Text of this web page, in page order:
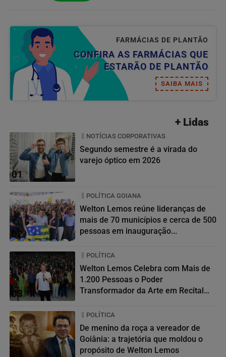
FARMÁCIAS DE PLANTÃO
CONFIRA AS FARMÁCIAS QUE
ESTARÃO DE PLANTÃO
SAIBA MAIS
+ Lidas
01
NOTÍCIAS CORPORATIVAS
Segundo semestre é a virada do
varejo óptico em 2026
02
POLÍTICA GOIANA
Welton Lemos reúne lideranças de
mais de 70 municípios e cerca de 500
pessoas em inauguração...
03
POLÍTICA
Welton Lemos Celebra com Mais de
1.200 Pessoas o Poder
Transformador da Arte em Recital
04
POLÍTICA
De menino da roça a vereador de
Goiânia: a trajetória que moldou o
propósito de Welton Lemos